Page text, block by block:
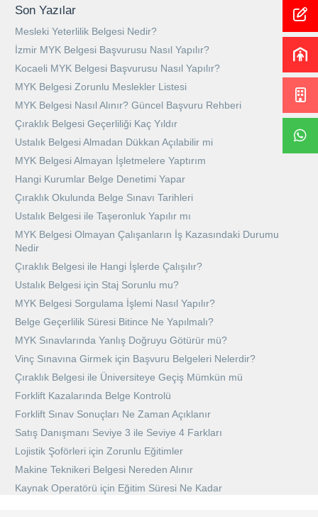
Son Yazılar
Mesleki Yeterlilik Belgesi Nedir?
İzmir MYK Belgesi Başvurusu Nasıl Yapılır?
Kocaeli MYK Belgesi Başvurusu Nasıl Yapılır?
MYK Belgesi Zorunlu Meslekler Listesi
MYK Belgesi Nasıl Alınır? Güncel Başvuru Rehberi
Çıraklık Belgesi Geçerliliği Kaç Yıldır
Ustalık Belgesi Almadan Dükkan Açılabilir mi
MYK Belgesi Almayan İşletmelere Yaptırım
Hangi Kurumlar Belge Denetimi Yapar
Çıraklık Okulunda Belge Sınavı Tarihleri
Ustalık Belgesi ile Taşeronluk Yapılır mı
MYK Belgesi Olmayan Çalışanların İş Kazasındaki Durumu
Nedir
Çıraklık Belgesi ile Hangi İşlerde Çalışılır?
Ustalık Belgesi için Staj Sorunlu mu?
MYK Belgesi Sorgulama İşlemi Nasıl Yapılır?
Belge Geçerlilik Süresi Bitince Ne Yapılmalı?
MYK Sınavlarında Yanlış Doğruyu Götürür mü?
Vinç Sınavına Girmek için Başvuru Belgeleri Nelerdir?
Çıraklık Belgesi ile Üniversiteye Geçiş Mümkün mü
Forklift Kazalarında Belge Kontrolü
Forklift Sınav Sonuçları Ne Zaman Açıklanır
Satış Danışmanı Seviye 3 ile Seviye 4 Farkları
Lojistik Şoförleri için Zorunlu Eğitimler
Makine Teknikeri Belgesi Nereden Alınır
Kaynak Operatörü için Eğitim Süresi Ne Kadar